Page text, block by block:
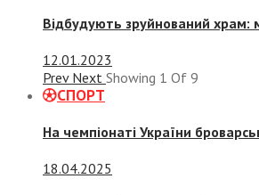
Відбудують зруйнований храм:
12.01.2023
Prev Next Showing 1 Of 9
СПОРТ
На чемпіонаті України
18.04.2025